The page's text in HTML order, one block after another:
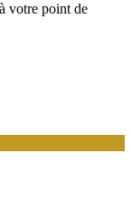
votre point de